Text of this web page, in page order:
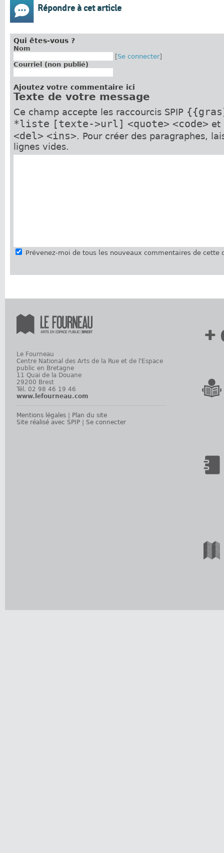
Répondre à cet article
Qui êtes-vous ?
Nom
[Se connecter]
Courriel (non publié)
Ajoutez votre commentaire ici
Texte de votre message
Ce champ accepte les raccourcis SPIP
*liste [texte->url] <quote> <code>et
<del> <ins>. Pour créer des paragraphes,
lignes vides.
Prévenez-moi de tous les nouveaux commentaires de cette
Le Fourneau
Centre National des Arts de la Rue et de l'Espace
public en Bretagne
11 Quai de la Douane
29200 Brest
Tél. 02 98 46 19 46
www.lefourneau.com
Mentions légales
Plan du site
Site réalisé avec SPIP
Se connecter
+